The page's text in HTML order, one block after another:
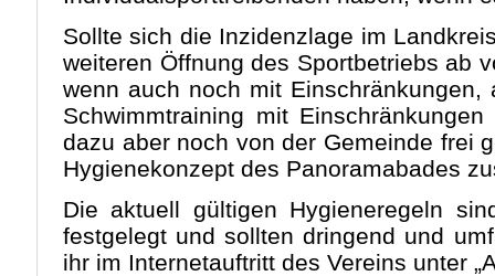
Sollte sich die Inzidenzlage im
weiteren Öffnung des Sportbetriebs ab
wenn auch noch mit
Schwimmtraining mit
dazu aber noch von der Gemeinde frei
Hygienekonzept des Panoramabades
Die aktuell gültigen Hygieneregeln
festgelegt und sollten dringend und
ihr im Internetauftritt des Vereins unter